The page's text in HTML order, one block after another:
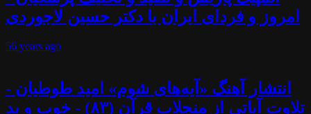
امروز و فردای ایران با دکتر حسین لاجوردی
56 years ago
انتشار آهنگ «آیه‌های شوم» امید طوطیان -
تلاوت آیاتی از منجلاب قرآن (۸۳) - خوب و بد